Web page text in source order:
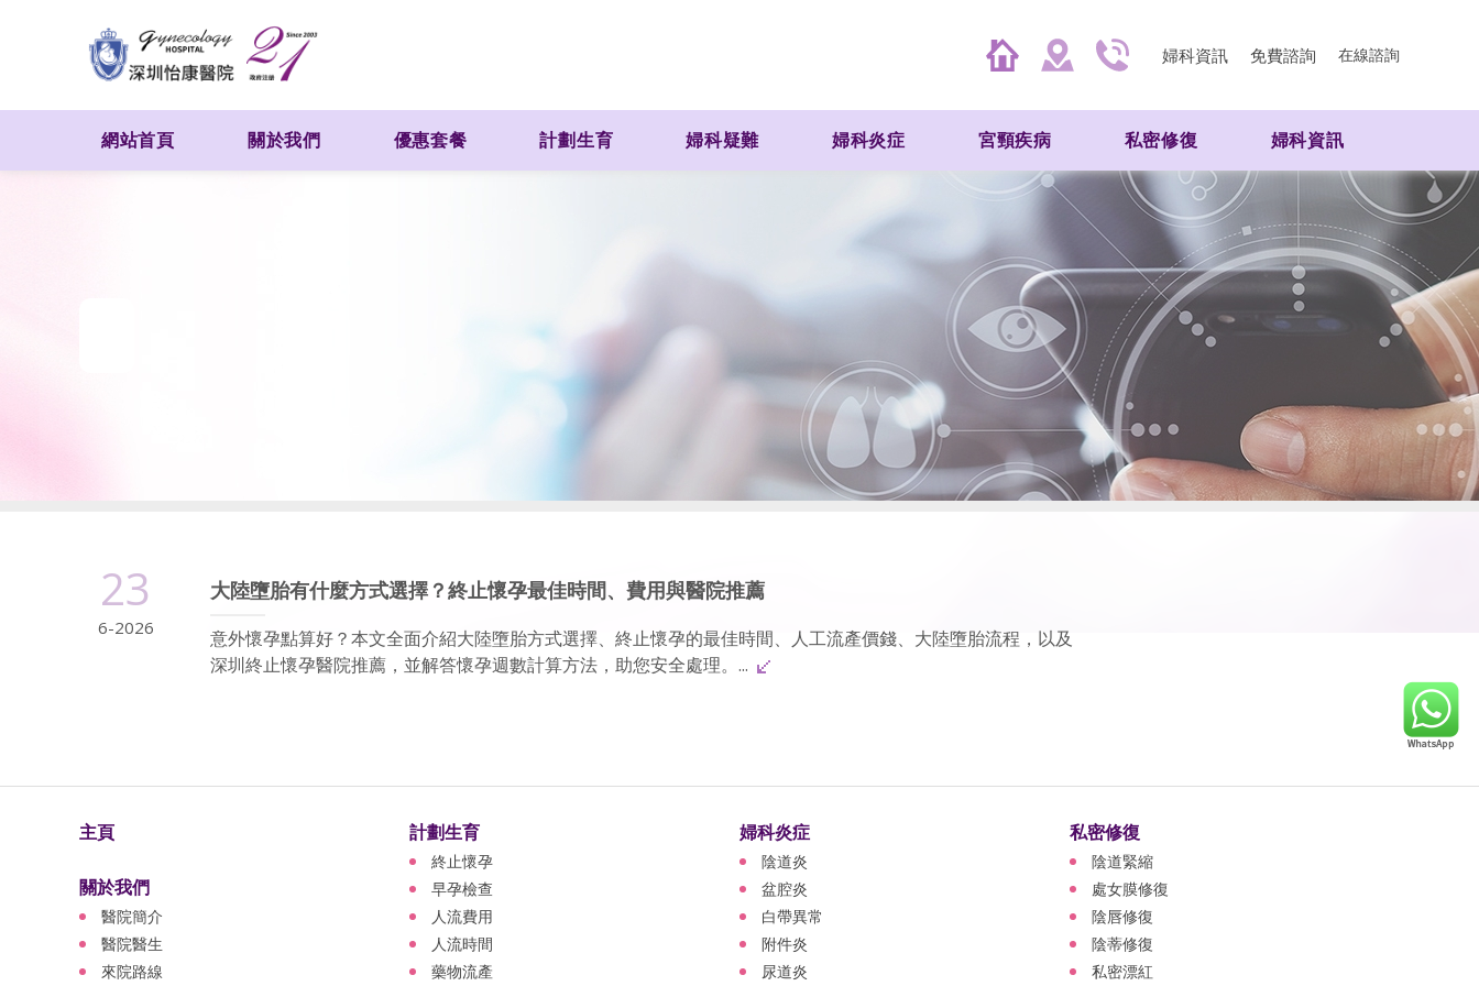
婦科資訊 免費諮詢 在線諮詢
網站首頁 關於我們 優惠套餐 計劃生育 婦科疑難 婦科炎症 宮頸疾病 私密修復 婦科資訊
23
6-2026
大陸墮胎有什麼方式選擇？終止懷孕最佳時間、費用與醫院推薦
意外懷孕點算好？本文全面介紹大陸墮胎方式選擇、終止懷孕的最佳時間、人工流產價錢、大陸墮胎流程，以及
深圳終止懷孕醫院推薦，並解答懷孕週數計算方法，助您安全處理。...
主頁
關於我們
醫院簡介
醫院醫生
來院路線
計劃生育
終止懷孕
早孕檢查
人流費用
人流時間
藥物流產
婦科炎症
陰道炎
盆腔炎
白帶異常
附件炎
尿道炎
私密修復
陰道緊縮
處女膜修復
陰唇修復
陰蒂修復
私密漂紅